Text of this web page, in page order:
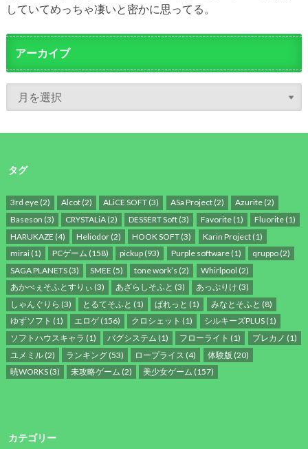
していてめっちゃ凄いと密かに思ってる。
アーカイブ
タグ
3rd eye(2) Alcot (2) ALiCE SOFT (3) ASa Project(2) Azurite(2)
Baseson (3) CRYSTALiA (2) DESSERT Soft (3) Favorite(1) Fluorite(1)
HARUKAZE (4) Heliodor (2) HOOK SOFT (3) Karin Project(1)
mirai(1) PCゲーム (158) pickup (93) Purple software(1) qruppo(2)
SAGA PLANETS(3) SMEE (5) tone work’s (2) Whirlpool (2)
あかべぇそふとすりぃ (3) あざらしそふと (3) あっぷりけ (3)
しゃんぐりら (3) とるてそふと (1) ぱれっと (1) みなとそふと (8)
ゆずソフト (1) エロゲ(156) クロシェット (1) シルキーズPLUS(1)
ソフトハウスキャラ (1) バグシステム (1) フローライト (1) プレカノ (1)
ユメミル(2) ランキング (53) ロープライス (4) 体験版 (20)
暁WORKS(3) 未攻略ゲーム (2) 美少女ゲーム (157)
カテゴリー